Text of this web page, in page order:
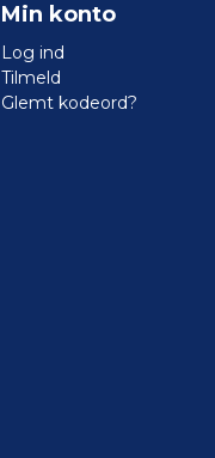
Min konto
Log ind
Tilmeld
Glemt kodeord?